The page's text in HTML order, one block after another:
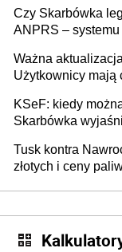
Czy Skarbówka
ANPRS –
pojazdów z kamer
Ważna
Użytkownicy mają
KSeF: kiedy
Skarbówka
Tusk kontra
złotych i ceny
kierowców”